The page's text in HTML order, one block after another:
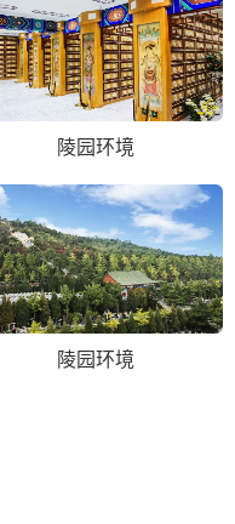
陵园环境
陵园环境